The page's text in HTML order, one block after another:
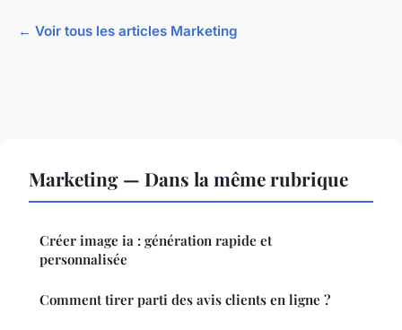
← Voir tous les articles Marketing
Marketing — Dans la même rubrique
Créer image ia : génération rapide et
personnalisée
Comment tirer parti des avis clients en ligne ?